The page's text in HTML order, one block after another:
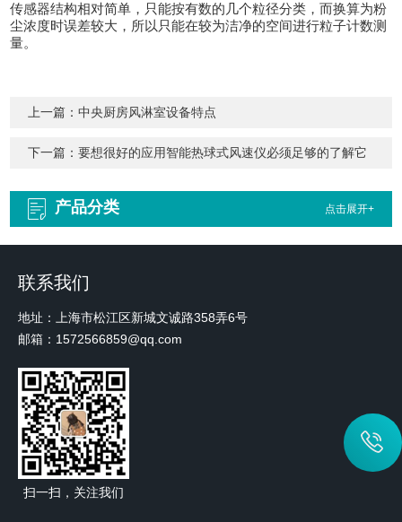
传感器结构相对简单，只能按有数的几个粒径分类，而换算为粉
尘浓度时误差较大，所以只能在较为洁净的空间进行粒子计数测
量。
上一篇：中央厨房风淋室设备特点
下一篇：要想很好的应用智能热球式风速仪必须足够的了解它
产品分类 点击展开+
联系我们
地址：上海市松江区新城文诚路358弄6号
邮箱：1572566859@qq.com
扫一扫，关注我们